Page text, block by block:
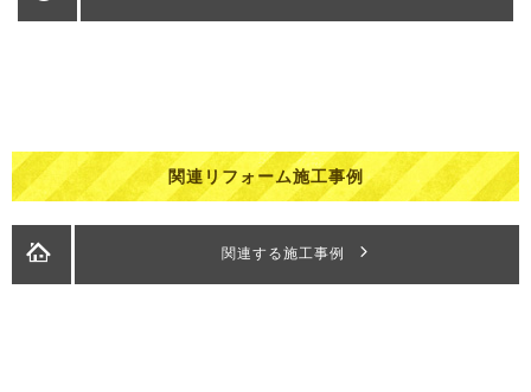
関連リフォーム施工事例
関連する施工事例